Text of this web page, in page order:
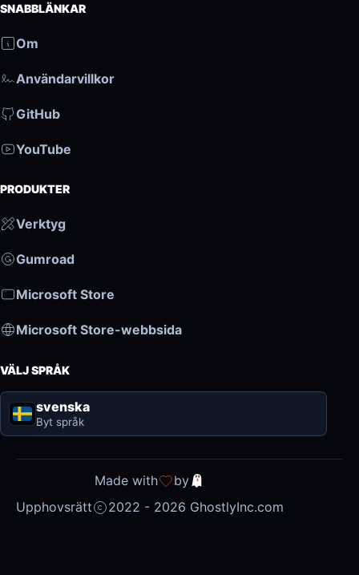
SNABBLÄNKAR
Om
Användarvillkor
GitHub
YouTube
PRODUKTER
Verktyg
Gumroad
Microsoft Store
Microsoft Store-webbsida
VÄLJ SPRÅK
svenska
Byt språk
Made with
by
Upphovsrätt
2022 - 2026 GhostlyInc.com